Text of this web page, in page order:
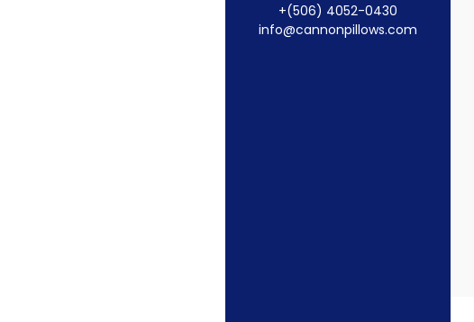
+(506) 4052-0430
info@cannonpillows.com